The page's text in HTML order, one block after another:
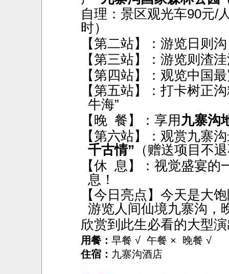
自理：景区观光车90元/
时）
【第二站】：游览日则
【第三站】：游览则渣
【第四站】：观览中国
【第五站】：打卡树正
牛海”
【晚 餐】：享用九寨沟
【第六站】：观赏九寨
千古情” （赠送项目不
【休 息】：视觉盛宴的
息！
【今日亮点】今天是大
游览人间仙境九寨沟，
欣赏到此生必看的大型
用餐： 早餐 √ 午餐 × 晚餐 √
住宿： 九寨沟酒店